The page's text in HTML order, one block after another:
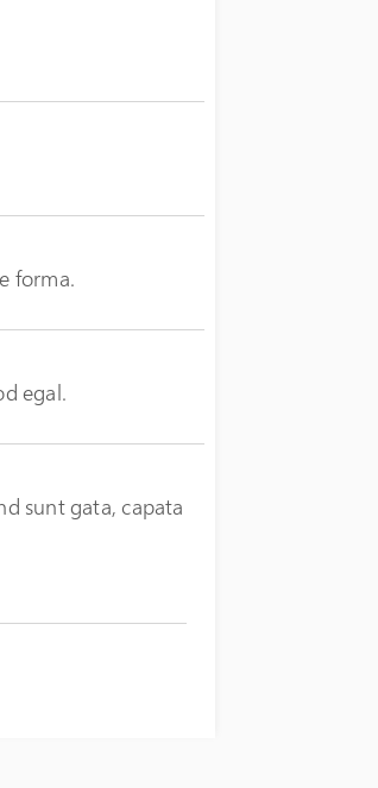
forma.
egal.
sunt gata, capata